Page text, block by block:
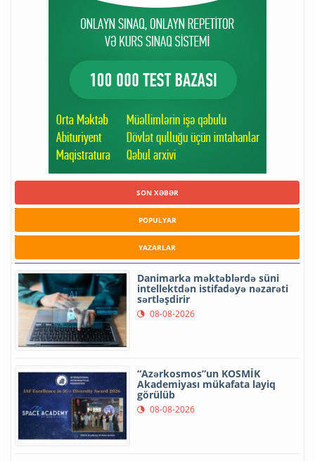
SON XƏBƏR
POPULYAR
YAZARLAR
Danimarka məktəblərdə süni
intellektdən istifadəyə nəzarəti
sərtləşdirir
08-08-2026
“Azərkosmos”un KOSMİK
Akademiyası mükafata layiq
görülüb
08-08-2026